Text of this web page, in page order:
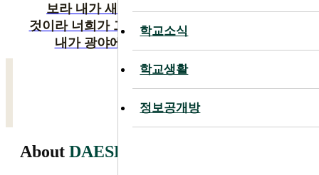
학교소식
학교생활
정보공개방
학교소식
학교생활
정보공개방
보라 내가 새 일을 행하리니 이제 나타낼
것이라 너희가 그것을 알지 못하겠느냐 반드시
내가 광야에 길을 사막에 강을 내리니
이사야 43:19
About DAESHIN